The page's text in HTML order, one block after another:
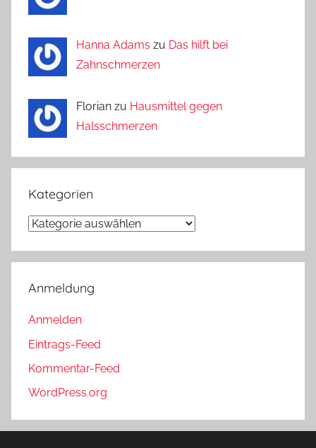
Hanna Adams zu Das hilft bei
Zahnschmerzen
Florian zu Hausmittel gegen
Halsschmerzen
Kategorien
Kategorien
Anmeldung
Anmelden
Eintrags-Feed
Kommentar-Feed
WordPress.org